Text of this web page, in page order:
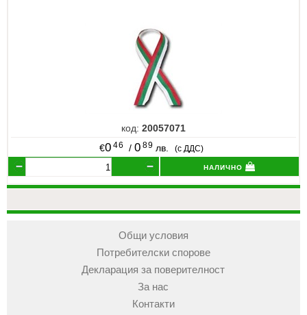
код: 20057071
€0 46 /0 89 лв. (с ДДС)
налично
Общи условия
Потребителски спорове
Декларация за поверителност
За нас
Контакти